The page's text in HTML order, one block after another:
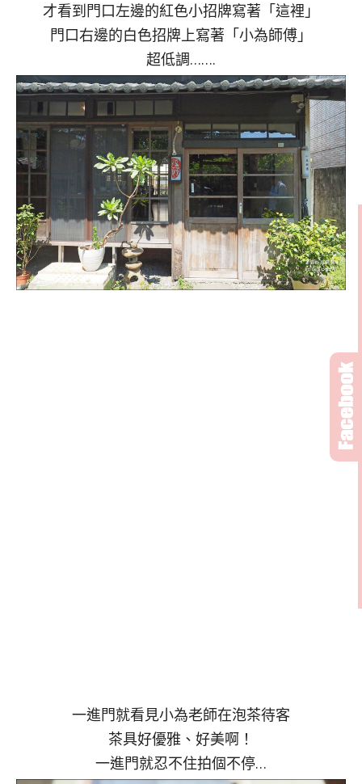
才看到門口左邊的紅色小招牌寫著「這裡」
門口右邊的白色招牌上寫著「小為師傅」
超低調…….
一進門就看見小為老師在泡茶待客
茶具好優雅、好美啊！
一進門就忍不住拍個不停…